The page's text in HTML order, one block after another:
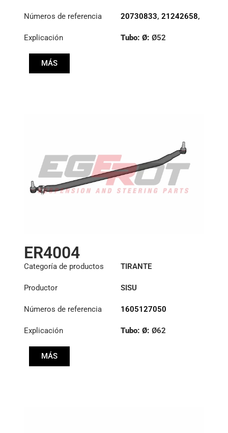
Números de referencia 20730833, 21242658,
Explicación
Tubo: Ø: Ø52
MÁS
ER4004
Categoría de productos TIRANTE
Productor SISU
Números de referencia 1605127050
Explicación Tubo: Ø: Ø62
MÁS